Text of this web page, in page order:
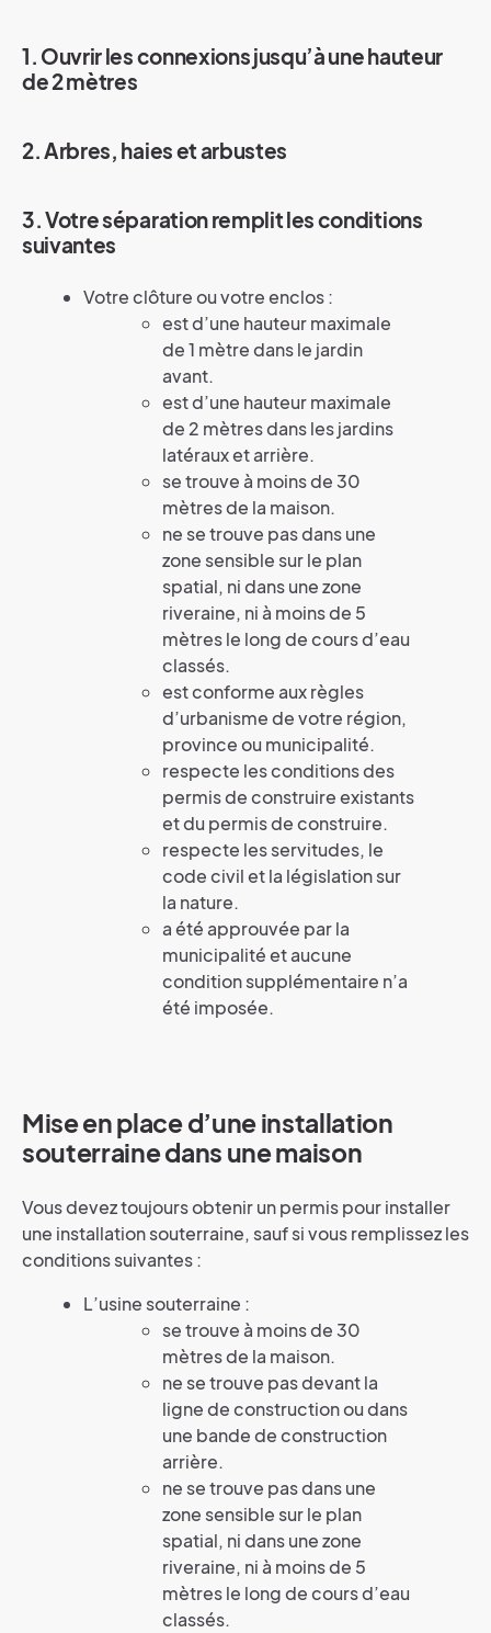
1. Ouvrir les connexions jusqu’à une hauteur
de 2 mètres
2. Arbres, haies et arbustes
3. Votre séparation remplit les conditions
suivantes
Votre clôture ou votre enclos :
est d’une hauteur maximale
de 1 mètre dans le jardin
avant.
est d’une hauteur maximale
de 2 mètres dans les jardins
latéraux et arrière.
se trouve à moins de 30
mètres de la maison.
ne se trouve pas dans une
zone sensible sur le plan
spatial, ni dans une zone
riveraine, ni à moins de 5
mètres le long de cours d’eau
classés.
est conforme aux règles
d’urbanisme de votre région,
province ou municipalité.
respecte les conditions des
permis de construire existants
et du permis de construire.
respecte les servitudes, le
code civil et la législation sur
la nature.
a été approuvée par la
municipalité et aucune
condition supplémentaire n’a
été imposée.
Mise en place d’une installation
souterraine dans une maison
Vous devez toujours obtenir un permis pour installer
une installation souterraine, sauf si vous remplissez les
conditions suivantes :
L’usine souterraine :
se trouve à moins de 30
mètres de la maison.
ne se trouve pas devant la
ligne de construction ou dans
une bande de construction
arrière.
ne se trouve pas dans une
zone sensible sur le plan
spatial, ni dans une zone
riveraine, ni à moins de 5
mètres le long de cours d’eau
classés.